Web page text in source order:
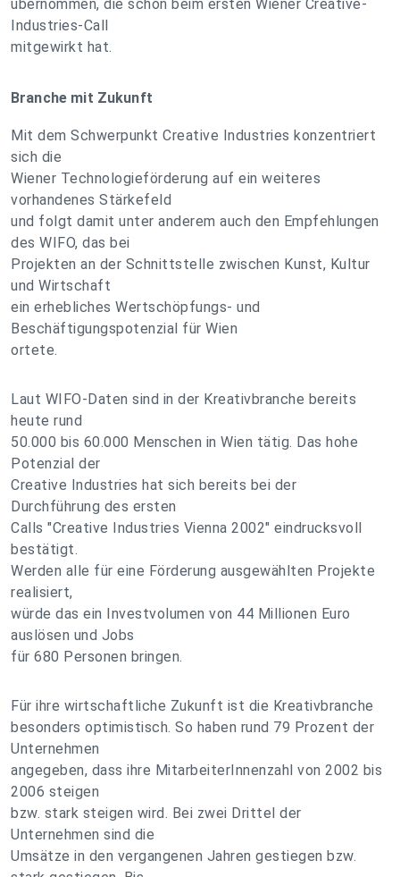
übernommen, die schon beim ersten Wiener Creative-
Industries-Call
mitgewirkt hat.
Branche mit Zukunft
Mit dem Schwerpunkt Creative Industries konzentriert
sich die
Wiener Technologieförderung auf ein weiteres
vorhandenes Stärkefeld
und folgt damit unter anderem auch den Empfehlungen
des WIFO, das bei
Projekten an der Schnittstelle zwischen Kunst, Kultur
und Wirtschaft
ein erhebliches Wertschöpfungs- und
Beschäftigungspotenzial für Wien
ortete.
Laut WIFO-Daten sind in der Kreativbranche bereits
heute rund
50.000 bis 60.000 Menschen in Wien tätig. Das hohe
Potenzial der
Creative Industries hat sich bereits bei der
Durchführung des ersten
Calls "Creative Industries Vienna 2002" eindrucksvoll
bestätigt.
Werden alle für eine Förderung ausgewählten Projekte
realisiert,
würde das ein Investvolumen von 44 Millionen Euro
auslösen und Jobs
für 680 Personen bringen.
Für ihre wirtschaftliche Zukunft ist die Kreativbranche
besonders optimistisch. So haben rund 79 Prozent der
Unternehmen
angegeben, dass ihre MitarbeiterInnenzahl von 2002 bis
2006 steigen
bzw. stark steigen wird. Bei zwei Drittel der
Unternehmen sind die
Umsätze in den vergangenen Jahren gestiegen bzw.